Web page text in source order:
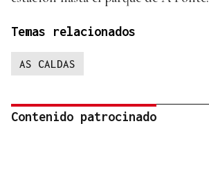
Temas relacionados
AS CALDAS
Contenido patrocinado